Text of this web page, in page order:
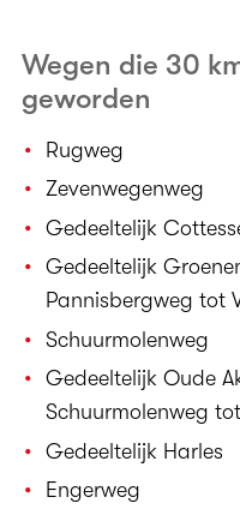
Wegen die 30
geworden
Rugweg
Zevenwegenweg
Gedeeltelijk
Gedeeltelijk
Pannisbergweg tot
Schuurmolenweg
Gedeeltelijk Oude
Schuurmolenweg
Gedeeltelijk Harles
Engerweg